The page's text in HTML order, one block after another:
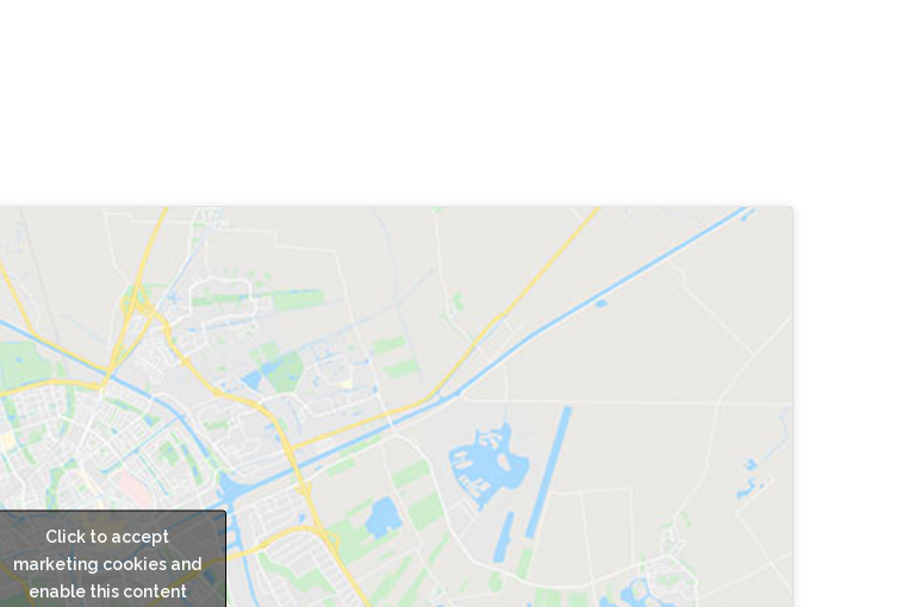
Click to accept
marketing cookies and
enable this content